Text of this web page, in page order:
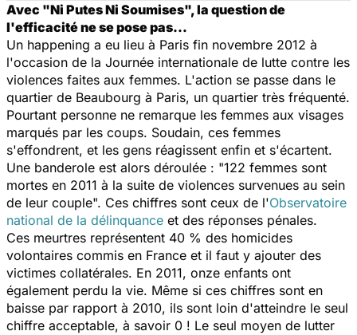
Avec "Ni Putes Ni Soumises", la question de
l'efficacité ne se pose pas…
Un happening a eu lieu à Paris fin novembre 2012 à
l'occasion de la Journée internationale de lutte contre les
violences faites aux femmes. L'action se passe dans le
quartier de Beaubourg à Paris, un quartier très fréquenté.
Pourtant personne ne remarque les femmes aux visages
marqués par les coups. Soudain, ces femmes
s'effondrent, et les gens réagissent enfin et s'écartent.
Une banderole est alors déroulée : "122 femmes sont
mortes en 2011 à la suite de violences survenues au sein
de leur couple". Ces chiffres sont ceux de l'Observatoire
national de la délinquance et des réponses pénales.
Ces meurtres représentent 40 % des homicides
volontaires commis en France et il faut y ajouter des
victimes collatérales. En 2011, onze enfants ont
également perdu la vie. Même si ces chiffres sont en
baisse par rapport à 2010, ils sont loin d'atteindre le seul
chiffre acceptable, à savoir 0 ! Le seul moyen de lutter